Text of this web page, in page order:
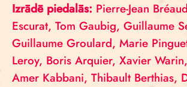
Izrādē piedalās: Pierre-Jean
Escurat, Tom Gaubig, Guillaume
Guillaume Groulard, Marie
Leroy, Boris Arquier, Xavier Warin,
Amer Kabbani, Thibault Berthias,